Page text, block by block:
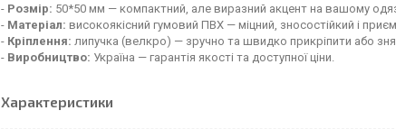
- Розмір: 50*50 мм — компактний, але виразний акцент на вашому
- Матеріал: високоякісний гумовий ПВХ — міцний, зносостійкий і
- Кріплення: липучка (велкро) — зручно та швидко прикріпити або
- Виробництво: Україна — гарантія якості та доступної ціни.
Характеристики